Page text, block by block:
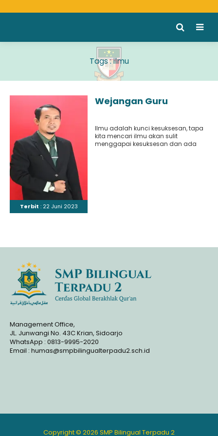
Tags : ilmu
Terbit : 22 Juni 2023
Wejangan Guru
Ilmu adalah kunci kesuksesan, tapa
kita mencari ilmu akan sulit
menggapai kesuksesan dan ada
Management Office,
JL. Junwangi No. 43C Krian, Sidoarjo
WhatsApp : 0813-9995-2020
Email : humas@smpbilingualterpadu2.sch.id
Copyright © 2026 SMP Bilingual Terpadu 2